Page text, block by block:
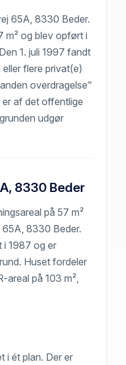
65A, 8330 Beder.
m² og blev opført i
1. juli 1997 fandt
flere privat(e)
overdragelse"
af det offentlige
udgør
8330 Beder
på 57 m²
8330 Beder.
i 1987 og er
Huset fordeler
på 103 m²,
i ét plan. Der er